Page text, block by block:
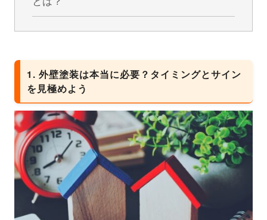
1. 外壁塗装は本当に必要？タイミングとサイン
を見極めよう